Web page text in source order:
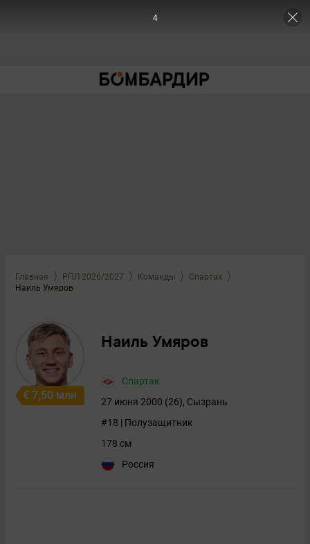
Главная РПЛ 2026/2027 Команды
Спартак
Наиль Умяров
€ 7,50 млн
Наиль Умяров
Спартак
27 июня 2000 (26), Сызрань
#18 | Полузащитник
178 см
Россия
4